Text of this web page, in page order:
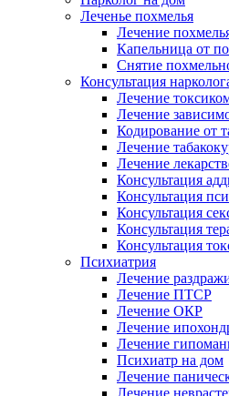
Леченье похмелья
Лечение
Капельница от
Снятие
Консультация
Лечение
Лечение
Кодирование от
Лечение
Лечение
Консультация
Консультация
Консультация
Консультация
Консультация
Психиатрия
Лечение
Лечение ПТСР
Лечение ОКР
Лечение
Лечение
Психиатр на дом
Лечение
Лечение